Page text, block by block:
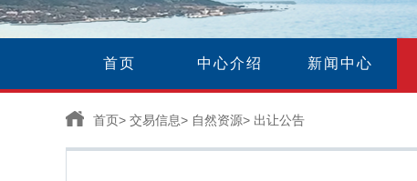
首页 中心介绍 新闻中心
首页> 交易信息> 自然资源> 出让公告